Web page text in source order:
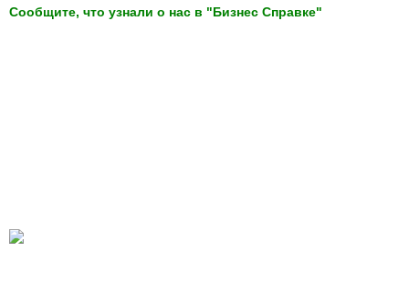
Сообщите, что узнали о нас в "Бизнес Справке"